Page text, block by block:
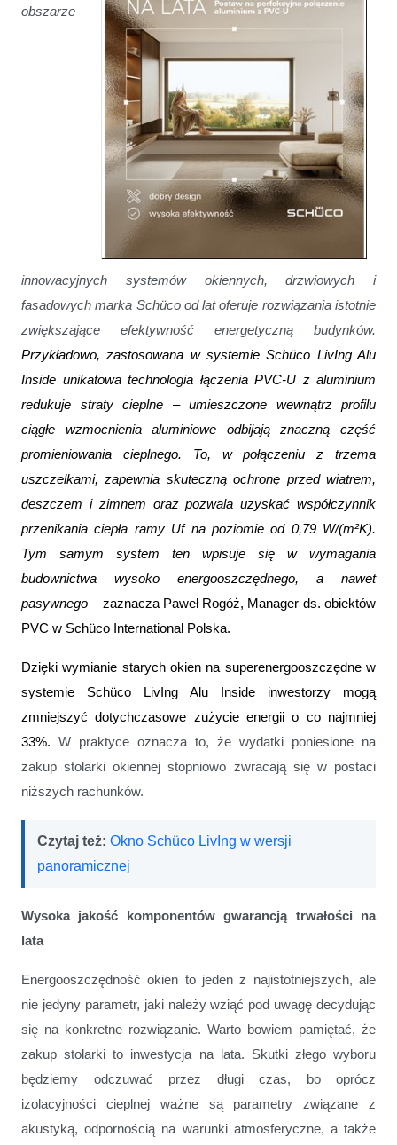
obszarze
innowacyjnych systemów okiennych, drzwiowych i
fasadowych marka Schüco od lat oferuje rozwiązania istotnie
zwiększające efektywność energetyczną budynków.
Przykładowo, zastosowana w systemie Schüco LivIng Alu
Inside unikatowa technologia łączenia PVC-U z aluminium
redukuje straty cieplne – umieszczone wewnątrz profilu
ciągłe wzmocnienia aluminiowe odbijają znaczną część
promieniowania cieplnego. To, w połączeniu z trzema
uszczelkami, zapewnia skuteczną ochronę przed wiatrem,
deszczem i zimnem oraz pozwala uzyskać współczynnik
przenikania ciepła ramy Uf na poziomie od 0,79 W/(m²K).
Tym samym system ten wpisuje się w wymagania
budownictwa wysoko energooszczędnego, a nawet
pasywnego – zaznacza Paweł Rogóż, Manager ds. obiektów
PVC w Schüco International Polska.
Dzięki wymianie starych okien na superenergooszczędne w
systemie Schüco LivIng Alu Inside inwestorzy mogą
zmniejszyć dotychczasowe zużycie energii o co najmniej
33%. W praktyce oznacza to, że wydatki poniesione na
zakup stolarki okiennej stopniowo zwracają się w postaci
niższych rachunków.
Czytaj też: Okno Schüco LivIng w wersji
panoramicznej
Wysoka jakość komponentów gwarancją trwałości na
lata
Energooszczędność okien to jeden z najistotniejszych, ale
nie jedyny parametr, jaki należy wziąć pod uwagę decydując
się na konkretne rozwiązanie. Warto bowiem pamiętać, że
zakup stolarki to inwestycja na lata. Skutki złego wyboru
będziemy odczuwać przez długi czas, bo oprócz
izolacyjności cieplnej ważne są parametry związane z
akustyką, odpornością na warunki atmosferyczne, a także